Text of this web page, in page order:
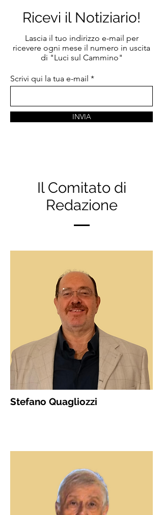
Ricevi il Notiziario!
Lascia il tuo indirizzo e-mail per
ricevere ogni mese il numero in uscita
di "Luci sul Cammino"
Scrivi qui la tua e-mail
INVIA
Il Comitato di
Redazione
Stefano Quagliozzi